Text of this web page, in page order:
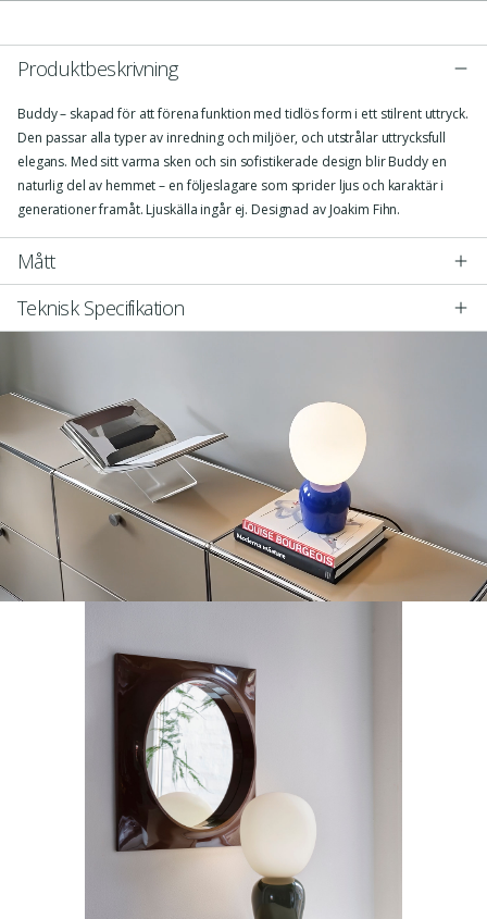
Produktbeskrivning
Buddy – skapad för att förena funktion med tidlös form i ett stilrent uttryck.
Den passar alla typer av inredning och miljöer, och utstrålar uttrycksfull
elegans. Med sitt varma sken och sin sofistikerade design blir Buddy en
naturlig del av hemmet – en följeslagare som sprider ljus och karaktär i
generationer framåt. Ljuskälla ingår ej. Designad av Joakim Fihn.
Mått
Teknisk Specifikation